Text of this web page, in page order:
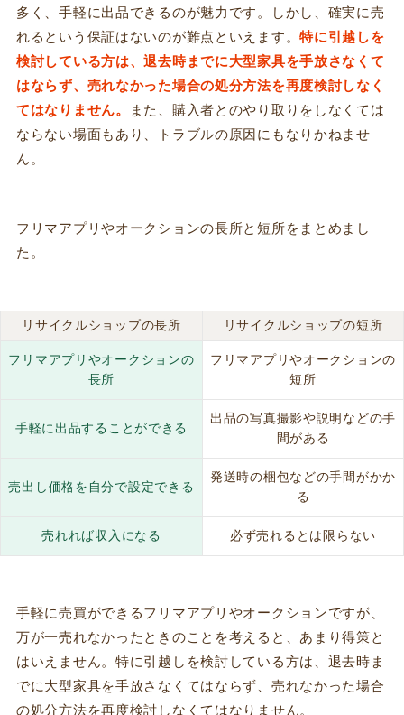
多く、手軽に出品できるのが魅力です。しかし、確実に売
れるという保証はないのが難点といえます。特に引越しを
検討している方は、退去時までに大型家具を手放さなくて
はならず、売れなかった場合の処分方法を再度検討しなく
てはなりません。
また、購入者とのやり取りをしなくては
ならない場面もあり、トラブルの原因にもなりかねませ
ん。
フリマアプリやオークションの長所と短所をまとめまし
た。
リサイクルショップの長所 リサイクルショップの短所
フリマアプリやオークションの
長所
フリマアプリやオークションの
短所
手軽に出品することができる
出品の写真撮影や説明などの手
間がある
売出し価格を自分で設定できる
発送時の梱包などの手間がかか
る
売れれば収入になる 必ず売れるとは限らない
手軽に売買ができるフリマアプリやオークションですが、
万が一売れなかったときのことを考えると、あまり得策と
はいえません。 特に引越しを検討している方は、退去時ま
でに大型家具を手放さなくてはならず、売れなかった場合
の処分方法を再度検討しなくてはなりません。